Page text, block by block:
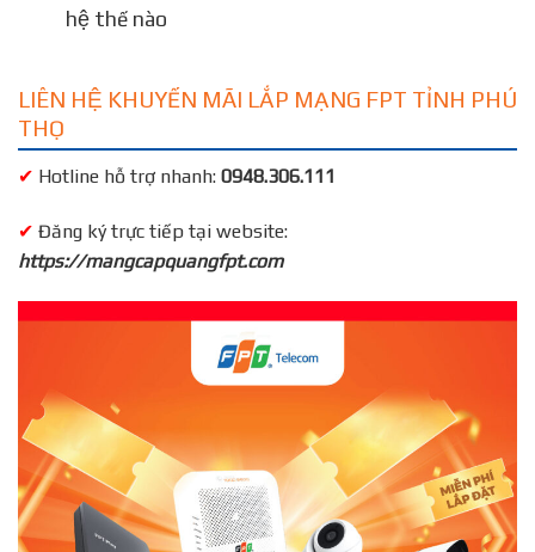
hệ thế nào
LIÊN HỆ KHUYẾN MÃI LẮP MẠNG FPT TỈNH PHÚ
THỌ
✔ Hotline hỗ trợ nhanh: 0948.306.111
✔ Đăng ký trực tiếp tại website:
https://mangcapquangfpt.com